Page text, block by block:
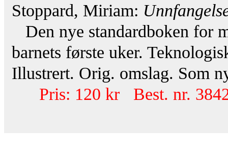
Stoppard, Miriam:
Den nye standardboken for
barnets første uker.
Illustrert. Orig. omslag. Som
Pris: 120 kr Best. nr.